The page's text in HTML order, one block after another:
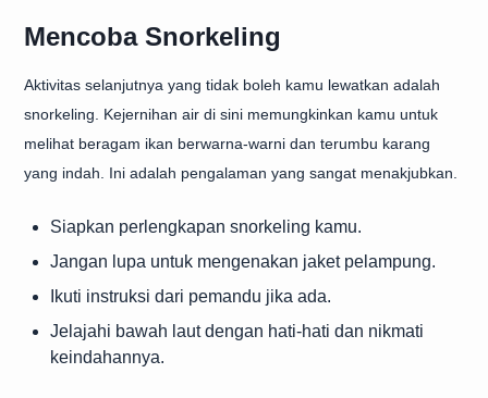
Mencoba Snorkeling
Aktivitas selanjutnya yang tidak boleh kamu lewatkan adalah
snorkeling. Kejernihan air di sini memungkinkan kamu untuk
melihat beragam ikan berwarna-warni dan terumbu karang
yang indah. Ini adalah pengalaman yang sangat menakjubkan.
Siapkan perlengkapan snorkeling kamu.
Jangan lupa untuk mengenakan jaket pelampung.
Ikuti instruksi dari pemandu jika ada.
Jelajahi bawah laut dengan hati-hati dan nikmati
keindahannya.